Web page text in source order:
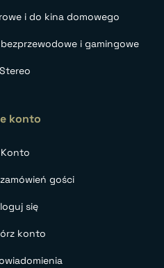
i do kina domowego
i gamingowe
Stereo
konto
Konto
gości
się
konto